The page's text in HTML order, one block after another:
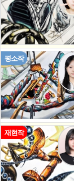
평소작
재현작